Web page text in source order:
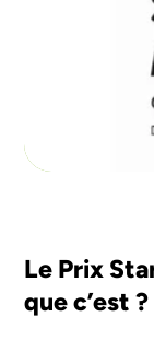
Le Prix
que c’est ?